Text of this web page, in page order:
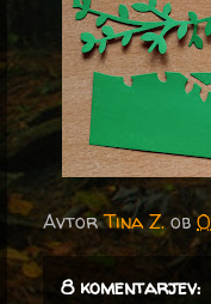
AvtorTina Z. ob
8 komentarjev: